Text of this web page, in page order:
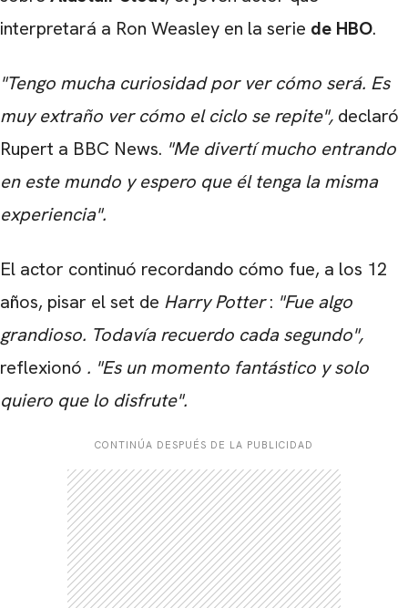
interpretará a Ron Weasley en la serie de HBO.
"Tengo mucha curiosidad por ver cómo será. Es
muy extraño ver cómo el ciclo se repite", declaró
Rupert a BBC News. "Me divertí mucho entrando
en este mundo y espero que él tenga la misma
experiencia".
El actor continuó recordando cómo fue, a los 12
años, pisar el set de Harry Potter: "Fue algo
grandioso. Todavía recuerdo cada segundo",
reflexionó . "Es un momento fantástico y solo
quiero que lo disfrute".
CONTINÚA DESPUÉS DE LA PUBLICIDAD